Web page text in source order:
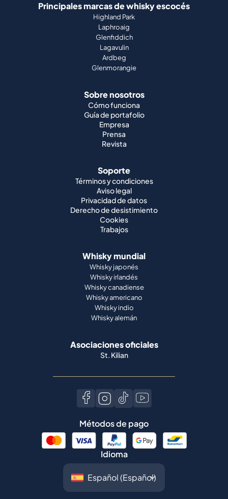
Principales marcas de whisky escocés
Highland Park
Laphroaig
Glenfiddich
Lagavulin
Ardbeg
Glenmorangie
Sobre nosotros
Cómo funciona
Guía de portafolio
Empresa
Prensa
Revista
Soporte
Términos y condiciones
Aviso legal
Privacidad de datos
Derecho de desistimiento
Cookies
Trabajos
Whisky mundial
Whisky japonés
Whisky irlandés
Whisky canadiense
Whisky americano
Whisky indio
Whisky alemán
Asociaciones oficiales
St. Kilian
Métodos de pago
Idioma